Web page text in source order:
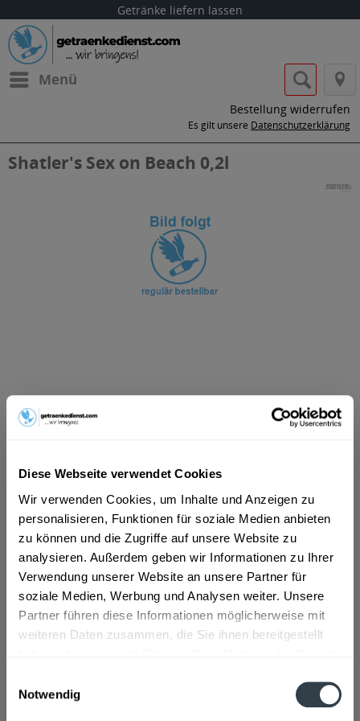
Diese Webseite verwendet Cookies
Wir verwenden Cookies, um Inhalte und Anzeigen zu
personalisieren, Funktionen für soziale Medien anbieten
zu können und die Zugriffe auf unsere Website zu
analysieren. Außerdem geben wir Informationen zu Ihrer
Verwendung unserer Website an unsere Partner für
soziale Medien, Werbung und Analysen weiter. Unsere
Partner führen diese Informationen möglicherweise mit
weiteren Daten zusammen, die Sie ihnen bereitgestellt
Notwendig
Getränke liefern lassen
Menü
Bestellung widerrufen
Es gilt unsere Datenschutzerklärung
Shatler's Sex on Beach 0,2l
ab 101,01 € *
Inhalt:0.2 Liter (505,05 € * / 1 Liter)
In denWarenkorb
Artikel-Nr.:
33208
Verfügbar in:
Beschreibung
mehr
"Shatler's Sex on Beach 0,2l"
Fragen zum Artikel?